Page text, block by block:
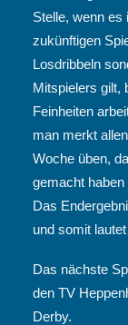
Stelle, wenn
zukünftigen
Losdribbeln
Mitspielers gilt,
Feinheiten
man merkt
Woche üben,
gemacht haben
Das
und somit
Das nächste
den TV
Derby.